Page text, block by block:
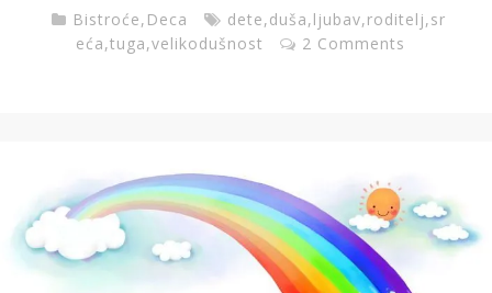
Bistroće, Deca dete,duša,ljubav,roditelj,sr
eća,tuga,velikodušnost 2 Comments